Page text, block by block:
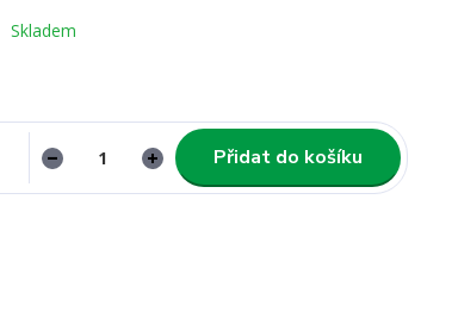
Skladem
Přidat do košíku